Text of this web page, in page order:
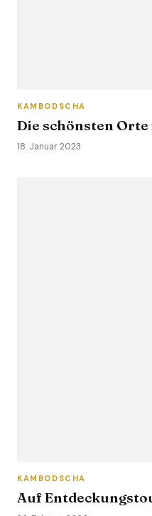
KAMBODSCHA
Die schönsten Orte
18. Januar 2023
KAMBODSCHA
Auf